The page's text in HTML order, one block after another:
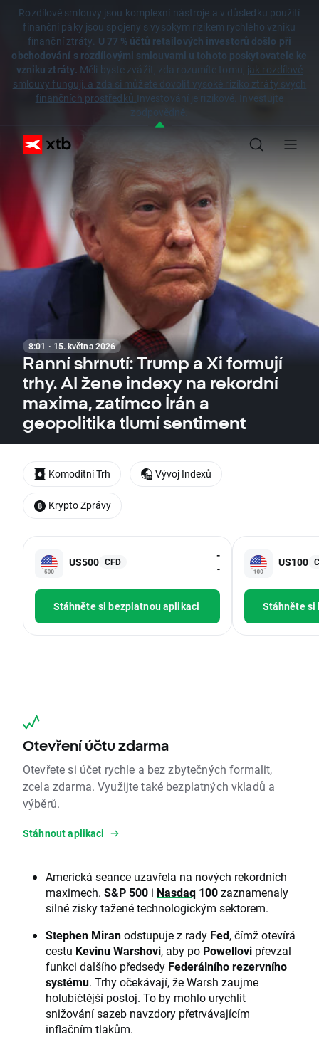
Rozdílové smlouvy jsou komplexní nástroje a v důsledku použití
finanční páky jsou spojeny s vysokým rizikem rychlého vzniku
finanční ztráty. U 77 % účtů retailových investorů došlo při
obchodování s rozdílovými smlouvami u tohoto poskytovatele ke
vzniku ztráty. Měli byste zvážit, zda rozumíte tomu, jak rozdílové
smlouvy fungují, a zda si můžete dovolit vysoké riziko ztráty svých
finančních prostředků.Investování je rizikové. Investujte
zodpovědně.
8:01 · 15. května 2026
Ranní shrnutí: Trump a Xi formují
trhy. AI žene indexy na rekordní
maxima, zatímco Írán a
geopolitika tlumí sentiment
US500 CFD
-
-
Stáhněte si bezplatnou aplikaci
US100
Stáhněte
Otevření účtu zdarma
Otevřete si účet rychle a bez zbytečných formalit,
zcela zdarma. Využijte také bezplatných vkladů a
výběrů.
Stáhnout aplikaci
Americká seance uzavřela na nových rekordních
maximech. S&P 500 i Nasdaq 100zaznamenaly
silné zisky tažené technologickým sektorem.
Stephen Miranodstupuje z rady Fed, čímž otevírá
cestu Kevinu Warshovi, aby po Powellovi převzal
funkci dalšího předsedy Federálního rezervního
systému. Trhy očekávají, že Warsh zaujme
holubičtější postoj. To by mohlo urychlit
snižování sazeb navzdory přetrvávajícím
inflačním tlakům.
Komoditní Trh Vývoj Indexů
Krypto Zprávy